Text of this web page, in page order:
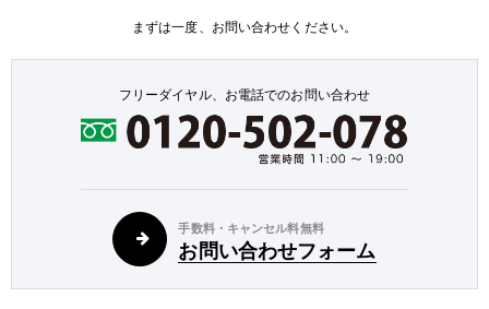
まずは一度、お問い合わせください。
フリーダイヤル、お電話でのお問い合わせ
手数料・キャンセル料無料
お問い合わせフォーム